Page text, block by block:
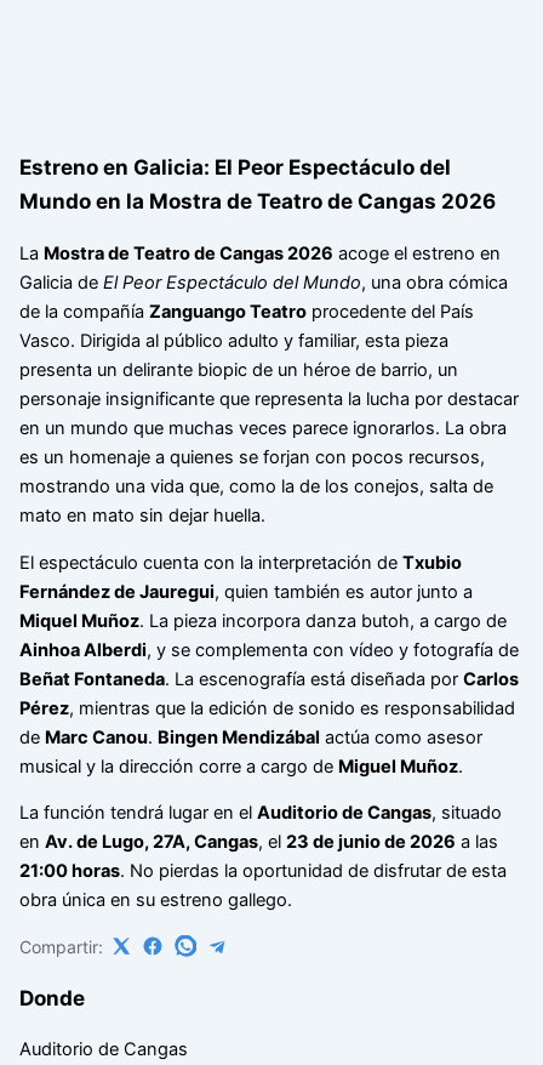
Estreno en Galicia: El Peor Espectáculo del
Mundo en la Mostra de Teatro de Cangas 2026
La Mostra de Teatro de Cangas 2026 acoge el estreno en
Galicia de El Peor Espectáculo del Mundo, una obra cómica
de la compañía Zanguango Teatroprocedente del País
Vasco. Dirigida al público adulto y familiar, esta pieza
presenta un delirante biopic de un héroe de barrio, un
personaje insignificante que representa la lucha por destacar
en un mundo que muchas veces parece ignorarlos. La obra
es un homenaje a quienes se forjan con pocos recursos,
mostrando una vida que, como la de los conejos, salta de
mato en mato sin dejar huella.
El espectáculo cuenta con la interpretación de Txubio
Fernández de Jauregui, quien también es autor junto a
Miquel Muñoz. La pieza incorpora danza butoh, a cargo de
Ainhoa Alberdi, y se complementa con vídeo y fotografía de
Beñat Fontaneda. La escenografía está diseñada por Carlos
Pérez, mientras que la edición de sonido es responsabilidad
de Marc Canou. Bingen Mendizábal actúa como asesor
musical y la dirección corre a cargo de Miguel Muñoz.
La función tendrá lugar en el Auditorio de Cangas, situado
en Av. de Lugo, 27A, Cangas, el 23 de junio de 2026 a las
21:00 horas. No pierdas la oportunidad de disfrutar de esta
obra única en su estreno gallego.
Compartir:
Donde
Auditorio de Cangas